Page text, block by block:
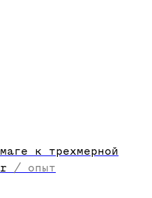
к трехмерной
/
опыт